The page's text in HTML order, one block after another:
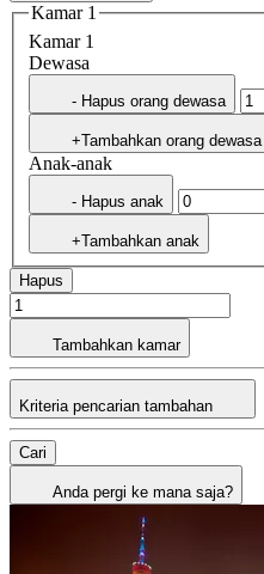
Kamar 1
Kamar 1
Dewasa
- Hapus orang dewasa
+Tambahkan orang dewasa
Anak-anak
- Hapus anak
+Tambahkan anak
Hapus
Tambahkan kamar
Kriteria pencarian tambahan
Cari
Anda pergi ke mana saja?